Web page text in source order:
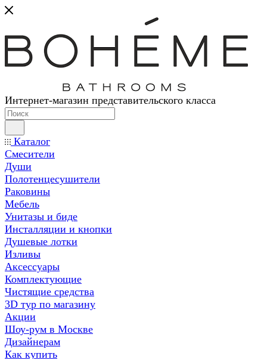
Интернет-магазин представительского класса
Каталог
Смесители
Души
Полотенцесушители
Раковины
Мебель
Унитазы и биде
Инсталляции и кнопки
Душевые лотки
Изливы
Аксессуары
Комплектующие
Чистящие средства
3D тур по магазину
Акции
Шоу-рум в Москве
Дизайнерам
Как купить